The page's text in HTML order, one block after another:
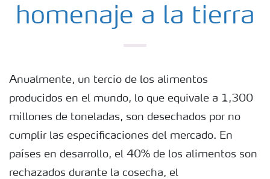
homenaje a la tierra
Anualmente, un tercio de los alimentos
producidos en el mundo, lo que equivale a 1,300
millones de toneladas, son desechados por no
cumplir las especificaciones del mercado. En
países en desarrollo, el 40% de los alimentos son
rechazados durante la cosecha, el